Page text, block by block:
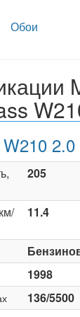
Обои
205
11.4
1998
136/5500